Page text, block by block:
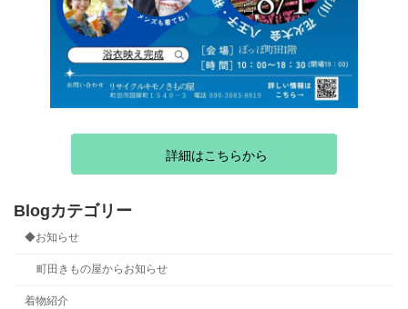
詳細はこちらから
Blogカテゴリー
◆お知らせ
町田きもの屋からお知らせ
着物紹介